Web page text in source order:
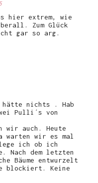
hier extrem, wie
Zum Glück
gar so arg.
nichts . Hab
Pulli´s von
wir auch. Heute
warten wir es mal
ich ob ich
Nach dem letzten
Bäume entwurzelt
blockiert. Keine